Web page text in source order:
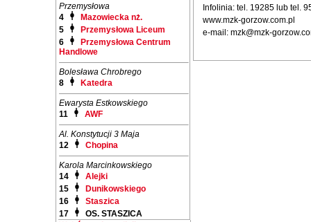
Przemysłowa
4
Mazowiecka nż.
5
Przemysłowa Liceum
6
Przemysłowa Centrum
Handlowe
Bolesława Chrobrego
8
Katedra
Ewarysta Estkowskiego
11
AWF
Al. Konstytucji 3 Maja
12
Chopina
Karola Marcinkowskiego
14
Alejki
15
Dunikowskiego
16
Staszica
17
OS. STASZICA
Infolinia: tel. 19285 lub tel.
www.mzk-gorzow.com.pl
e-mail: mzk@mzk-